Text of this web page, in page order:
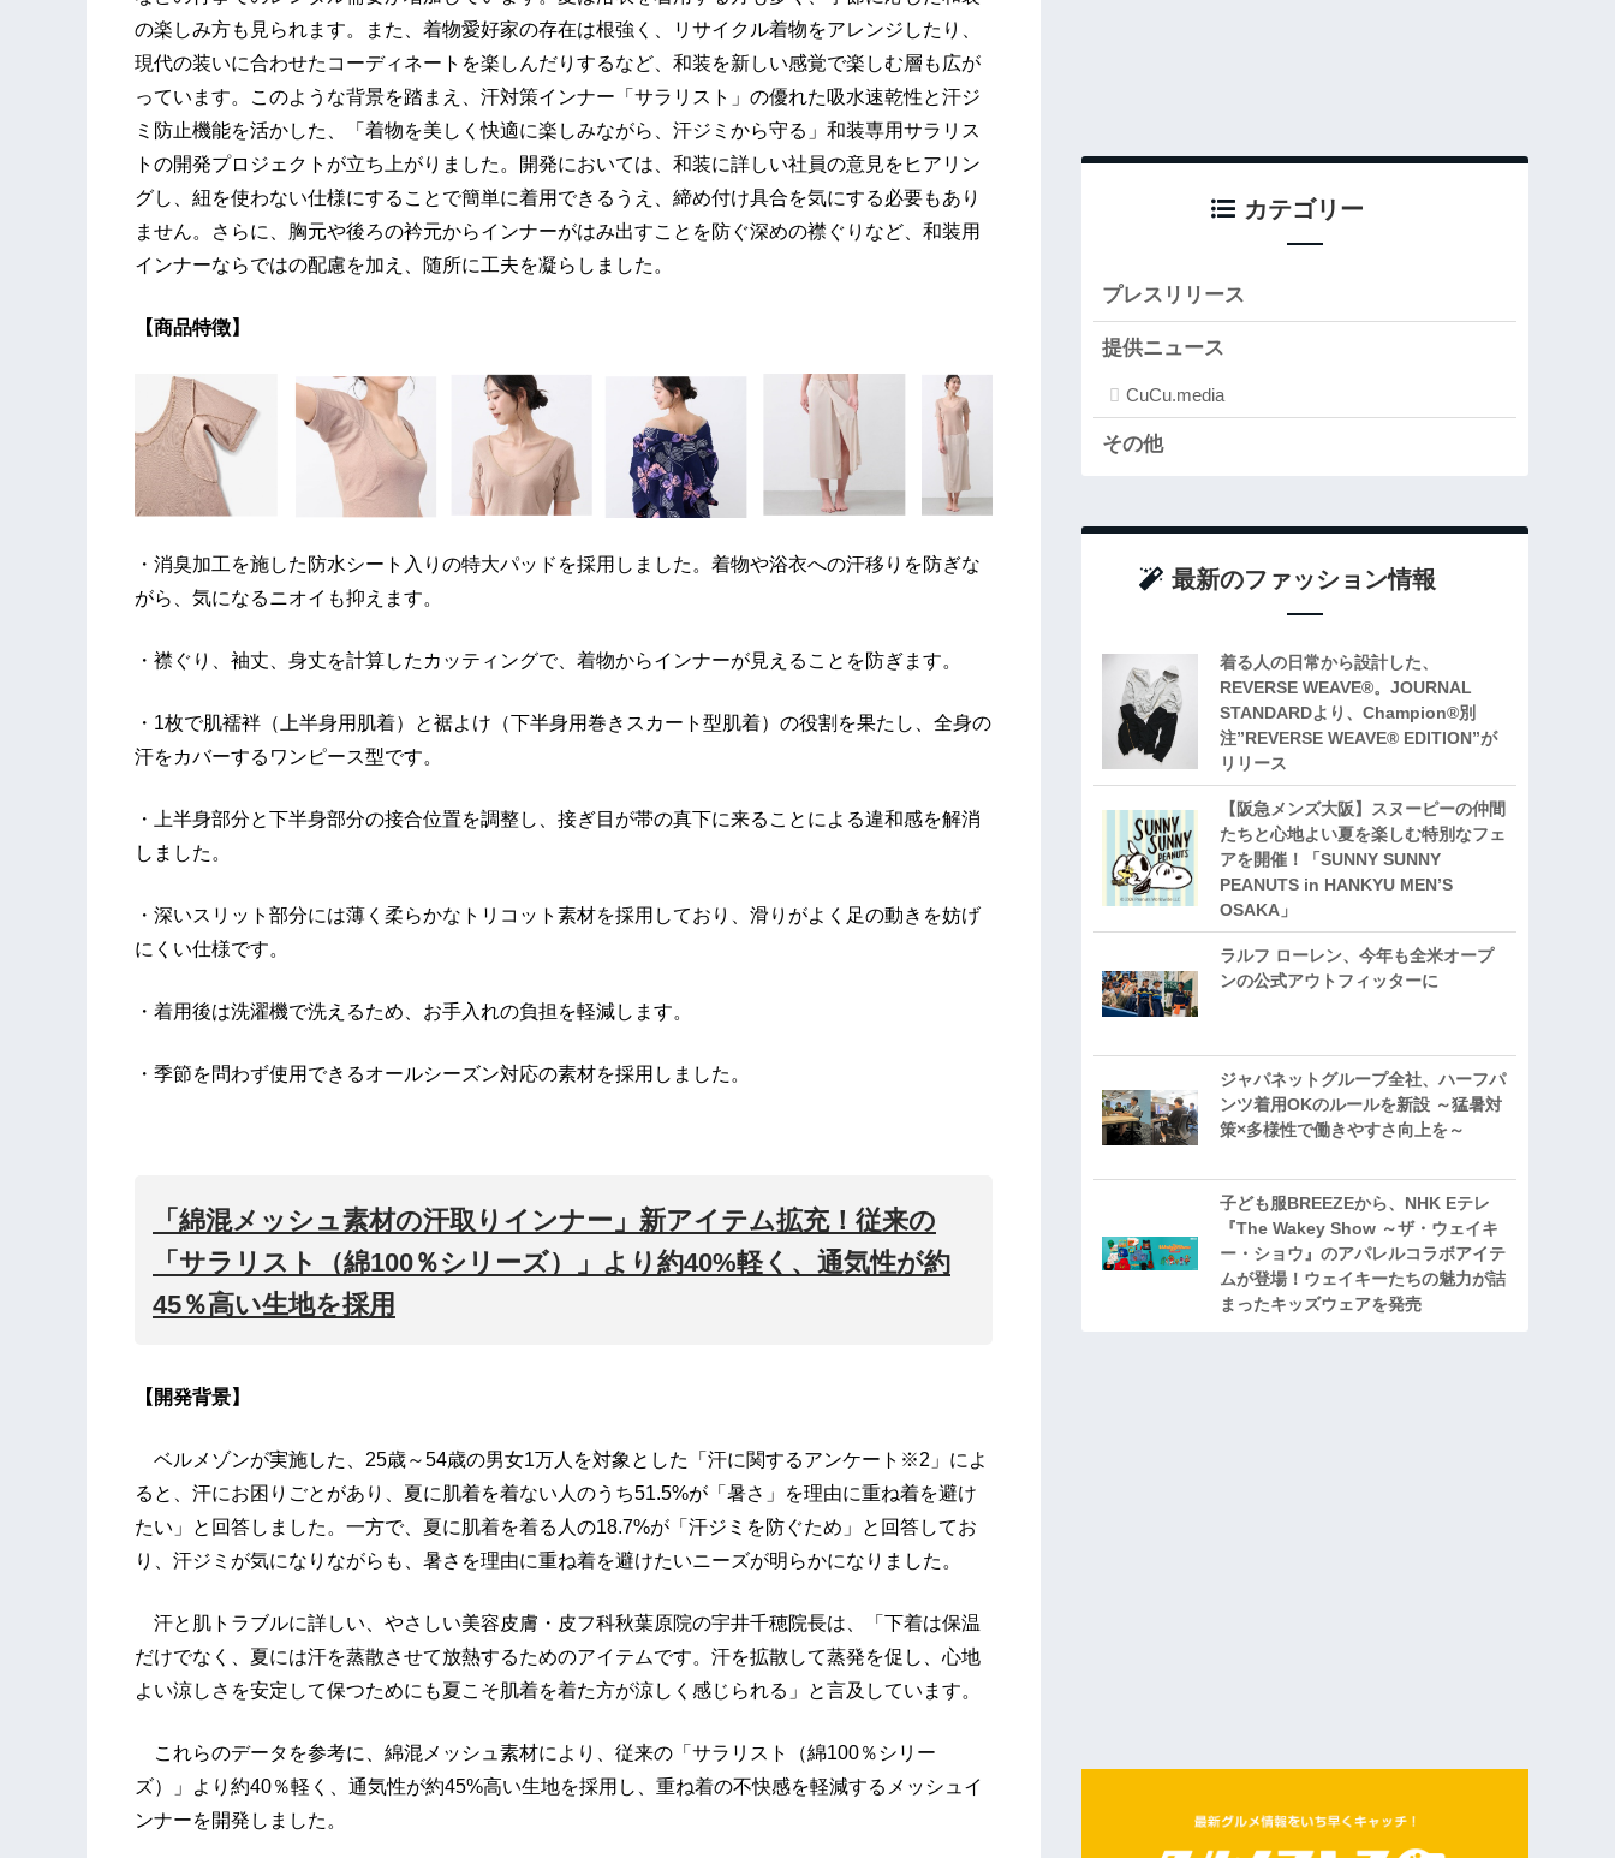
の楽しみ方も見られます。また、着物愛好家の存在は根強く、リサイクル着物をアレンジしたり、
現代の装いに合わせたコーディネートを楽しんだりするなど、和装を新しい感覚で楽しむ層も広が
っています。このような背景を踏まえ、汗対策インナー「サラリスト」の優れた吸水速乾性と汗ジ
ミ防止機能を活かした、「着物を美しく快適に楽しみながら、汗ジミから守る」和装専用サラリス
トの開発プロジェクトが立ち上がりました。開発においては、和装に詳しい社員の意見をヒアリン
グし、紐を使わない仕様にすることで簡単に着用できるうえ、締め付け具合を気にする必要もあり
ません。さらに、胸元や後ろの衿元からインナーがはみ出すことを防ぐ深めの襟ぐりなど、和装用
インナーならではの配慮を加え、随所に工夫を凝らしました。
【商品特徴】
・消臭加工を施した防水シート入りの特大パッドを採用しました。着物や浴衣への汗移りを防ぎな
がら、気になるニオイも抑えます。
・襟ぐり、袖丈、身丈を計算したカッティングで、着物からインナーが見えることを防ぎます。
・1枚で肌襦袢（上半身用肌着）と裾よけ（下半身用巻きスカート型肌着）の役割を果たし、全身の
汗をカバーするワンピース型です。
・上半身部分と下半身部分の接合位置を調整し、接ぎ目が帯の真下に来ることによる違和感を解消
しました。
・深いスリット部分には薄く柔らかなトリコット素材を採用しており、滑りがよく足の動きを妨げ
にくい仕様です。
・着用後は洗濯機で洗えるため、お手入れの負担を軽減します。
・季節を問わず使用できるオールシーズン対応の素材を採用しました。
「綿混メッシュ素材の汗取りインナー」新アイテム拡充！従来の
「サラリスト（綿100％シリーズ）」より約40%軽く、通気性が約
45％高い生地を採用
【開発背景】
ベルメゾンが実施した、25歳～54歳の男女1万人を対象とした「汗に関するアンケート※2」によ
ると、汗にお困りごとがあり、夏に肌着を着ない人のうち51.5%が「暑さ」を理由に重ね着を避け
たい」と回答しました。一方で、夏に肌着を着る人の18.7%が「汗ジミを防ぐため」と回答してお
り、汗ジミが気になりながらも、暑さを理由に重ね着を避けたいニーズが明らかになりました。
汗と肌トラブルに詳しい、やさしい美容皮膚・皮フ科秋葉原院の宇井千穂院長は、「下着は保温
だけでなく、夏には汗を蒸散させて放熱するためのアイテムです。汗を拡散して蒸発を促し、心地
よい涼しさを安定して保つためにも夏こそ肌着を着た方が涼しく感じられる」と言及しています。
これらのデータを参考に、綿混メッシュ素材により、従来の「サラリスト（綿100％シリー
ズ）」より約40％軽く、通気性が約45%高い生地を採用し、重ね着の不快感を軽減するメッシュイ
ンナーを開発しました。
カテゴリー
プレスリリース
提供ニュース
CuCu.media
その他
最新のファッション情報
着る人の日常から設計した、
REVERSE WEAVE®。JOURNAL
STANDARDより、Champion®︎別
注”REVERSE WEAVE®︎ EDITION”が
リリース
【阪急メンズ大阪】スヌーピーの仲間
たちと心地よい夏を楽しむ特別なフェ
アを開催！「SUNNY SUNNY
PEANUTS in HANKYU MEN’S
OSAKA」
ラルフ ローレン、今年も全米オープ
ンの公式アウトフィッターに
ジャパネットグループ全社、ハーフパ
ンツ着用OKのルールを新設 ～猛暑対
策×多様性で働きやすさ向上を～
子ども服BREEZEから、NHK Eテレ
『The Wakey Show ～ザ・ウェイキ
ー・ショウ』のアパレルコラボアイテ
ムが登場！ウェイキーたちの魅力が詰
まったキッズウェアを発売